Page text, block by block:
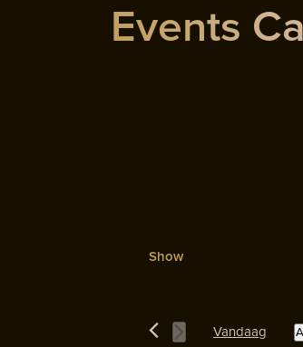
Events
Show
Vandaag